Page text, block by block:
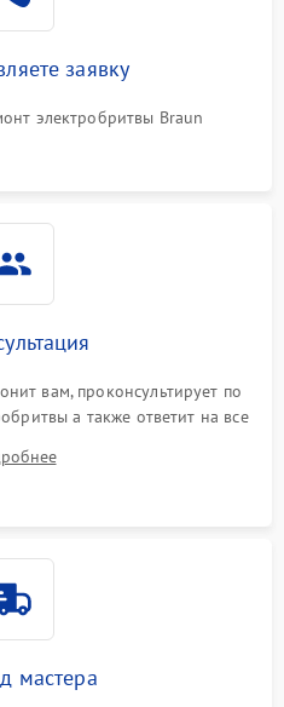
заявку
электробритвы Braun
вам, проконсультирует по
а также ответит на все
мастера